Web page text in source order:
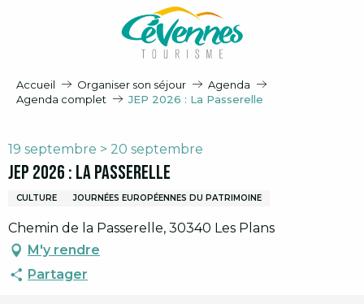
Accueil Organiser son séjour
Agenda
Agenda complet
JEP 2026 : La Passerelle
19 septembre > 20 septembre
JEP 2026 : La Passerelle
CULTURE JOURNÉES EUROPÉENNES DU PATRIMOINE
Chemin de la Passerelle, 30340 Les Plans
M'y rendre
Partager